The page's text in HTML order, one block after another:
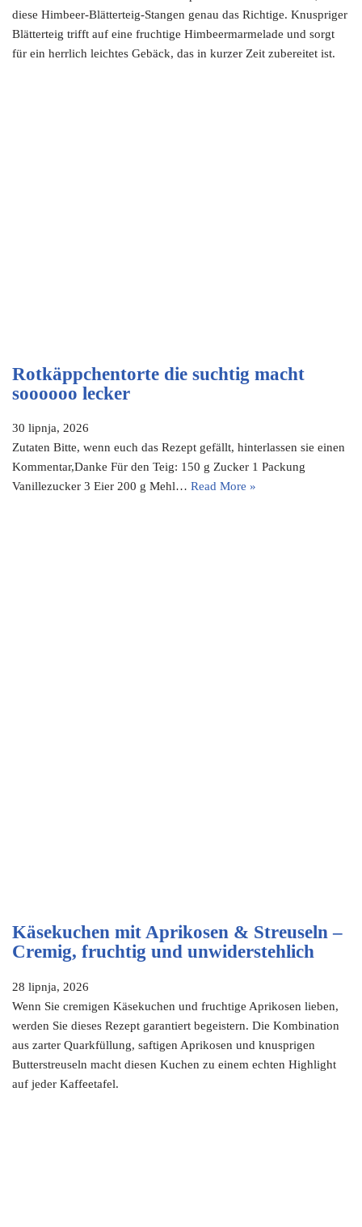
diese Himbeer-Blätterteig-Stangen genau das Richtige. Knuspriger
Blätterteig trifft auf eine fruchtige Himbeermarmelade und sorgt
für ein herrlich leichtes Gebäck, das in kurzer Zeit zubereitet ist.
Rotkäppchentorte die suchtig macht
soooooo lecker
30 lipnja, 2026
Zutaten Bitte, wenn euch das Rezept gefällt, hinterlassen sie einen
Kommentar,Danke Für den Teig: 150 g Zucker 1 Packung
Vanillezucker 3 Eier 200 g Mehl… Read More »
Käsekuchen mit Aprikosen & Streuseln –
Cremig, fruchtig und unwiderstehlich
28 lipnja, 2026
Wenn Sie cremigen Käsekuchen und fruchtige Aprikosen lieben,
werden Sie dieses Rezept garantiert begeistern. Die Kombination
aus zarter Quarkfüllung, saftigen Aprikosen und knusprigen
Butterstreuseln macht diesen Kuchen zu einem echten Highlight
auf jeder Kaffeetafel.